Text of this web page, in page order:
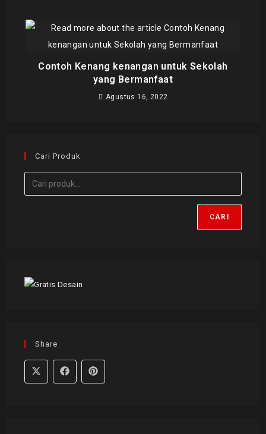
Contoh Kenang kenangan untuk Sekolah
yang Bermanfaat
Agustus 16, 2022
Cari Produk
CARI
Share